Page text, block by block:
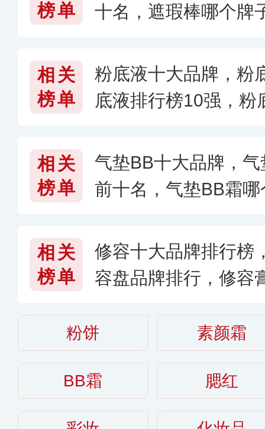
榜单
十名，遮瑕棒哪个牌
相关
榜单
粉底液十大品牌，粉
底液排行榜10强，粉
相关
榜单
气垫BB十大品牌，
前十名，气垫BB霜
相关
榜单
修容十大品牌排行榜
容盘品牌排行，修容
粉饼 素颜霜
BB霜 腮红